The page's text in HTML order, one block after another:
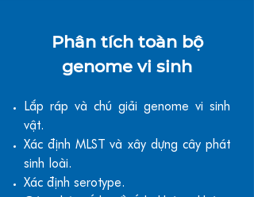
Phân tích toàn bộ
genome vi sinh
Lắp ráp và chú giải genome vi sinh
vật.
Xác định MLST và xây dựng cây phát
sinh loài.
Xác định serotype.